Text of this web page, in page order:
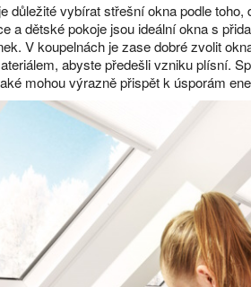
důležité vybírat střešní okna podle
a dětské pokoje jsou ideální okna s
V koupelnách je zase dobré zvolit
abyste předešli vzniku plísní.
mohou výrazně přispět k úsporám